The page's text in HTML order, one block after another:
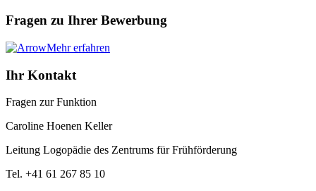
Fragen zu Ihrer Bewerbung
Mehr erfahren
Ihr Kontakt
Fragen zur Funktion
Caroline Hoenen Keller
Leitung Logopädie des Zentrums für Frühförderung
Tel. +41 61 267 85 10